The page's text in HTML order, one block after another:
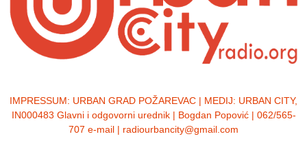
IMPRESSUM: URBAN GRAD POŽAREVAC | MEDIJ: URBAN CITY,
IN000483 Glavni i odgovorni urednik | Bogdan Popović | 062/565-
707 e-mail | radiourbancity@gmail.com